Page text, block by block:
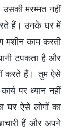
मरम्मत नहीं
हैं। उनके घर में
मशीन काम करती
टपकता है और
करते हैं। तुम ऐसे
पर ध्यान नहीं
घर ऐसे लोगों का
हैं और अपने